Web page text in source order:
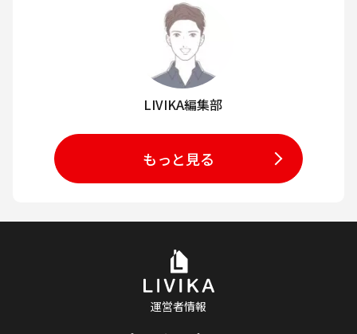
LIVIKA編集部
もっと見る
運営者情報